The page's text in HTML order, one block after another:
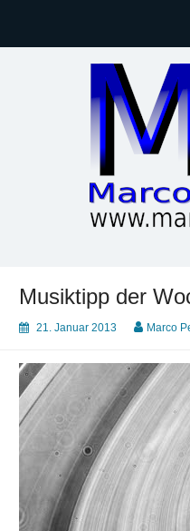
Musiktipp der
21. Januar 2013 Marco